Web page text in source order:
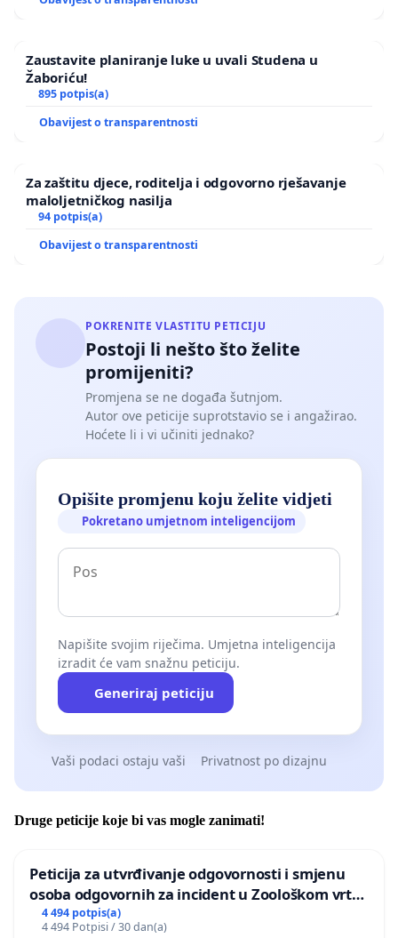
uklanjanje, da bi se u potpunosti
zaustavilo tokove daljnjeg
uništavanja biljnog i
Zbog toga ovom peticijom apeliramo
na Ministarstvo zaštite okoliša, da
"Sitnica" zatvori, da nas izmedju
ostalog ne osude generacije, koje
iza nas doći.
Zaustavite planiranje luke u uvali Studena u
Žaboriću!
895 potpis(a)
Obavijest o transparentnosti
Za zaštitu djece, roditelja i odgovorno rješavanje
maloljetničkog nasilja
94 potpis(a)
Obavijest o transparentnosti
POKRENITE VLASTITU PETICIJU
Postoji li nešto što želite
promijeniti?
Promjena se ne događa šutnjom.
Autor ove peticije suprotstavio se i angažirao.
Hoćete li i vi učiniti jednako?
Opišite promjenu koju želite vidjeti
Pokretano umjetnom inteligencijom
Napišite svojim riječima. Umjetna inteligencija
izradit će vam snažnu peticiju.
Generiraj peticiju
Vaši podaci ostaju vaši Privatnost po dizajnu
Druge peticije koje bi vas mogle zanimati!
Peticija za utvrđivanje odgovornosti i smjenu
osoba odgovornih za incident u Zoološkom vrtu
Grada Zagreba
4 494 potpis(a)
4 494 Potpisi / 30 dan(a)